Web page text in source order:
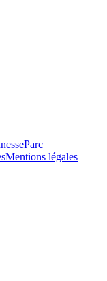
Parc
Mentions légales